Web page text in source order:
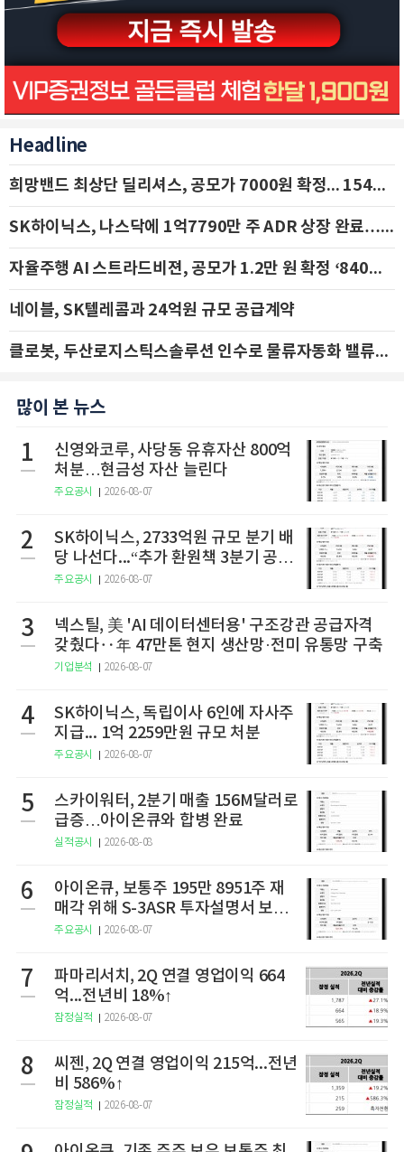
Headline
희망밴드 최상단 딜리셔스, 공모가 7000원 확정... 154억 규모 IPO 돌입
SK하이닉스, 나스닥에 1억7790만 주 ADR 상장 완료…29일 국내 추가 상장
자율주행 AI 스트라드비젼, 공모가 1.2만 원 확정 ‘840억 수혈’
네이블, SK텔레콤과 24억원 규모 공급계약
클로봇, 두산로지스틱스솔루션 인수로 물류자동화 밸류체인 확장 추진 - IBK투자증권
많이 본 뉴스
1
신영와코루, 사당동 유휴자산 800억
처분…현금성 자산 늘린다
주요공시 2026-08-07
2
SK하이닉스, 2733억원 규모 분기 배
당 나선다...“추가 환원책 3분기 공
개”
주요공시 2026-08-07
3
넥스틸, 美 'AI 데이터센터용' 구조강관 공급자격
갖췄다‥年 47만톤 현지 생산망·전미 유통망 구축
기업분석 2026-08-07
4
SK하이닉스, 독립이사 6인에 자사주
지급... 1억 2259만원 규모 처분
주요공시 2026-08-07
5
스카이워터, 2분기 매출 156M달러로
급증…아이온큐와 합병 완료
실적공시 2026-08-08
6
아이온큐, 보통주 195만 8951주 재
매각 위해 S-3ASR 투자설명서 보충
서 제출
주요공시 2026-08-07
7
파마리서치, 2Q 연결 영업이익 664
억...전년비 18%↑
잠정실적 2026-08-07
8
씨젠, 2Q 연결 영업이익 215억...전년
비 586%↑
잠정실적 2026-08-07